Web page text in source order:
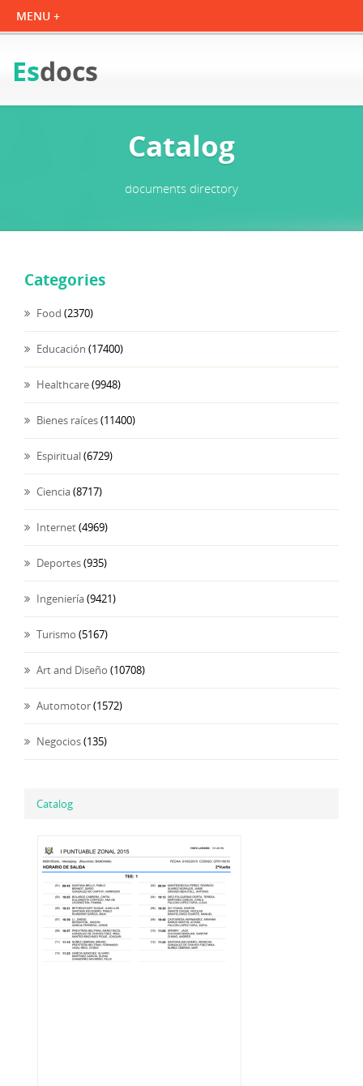
Esdocs
Catalog
documents directory
Categories
Food (2370)
Educación (17400)
Healthcare(9948)
Bienes raíces(11400)
Espiritual(6729)
Ciencia(8717)
Internet(4969)
Deportes(935)
Ingeniería(9421)
Turismo (5167)
Art and Diseño (10708)
Automotor(1572)
Negocios(135)
Catalog